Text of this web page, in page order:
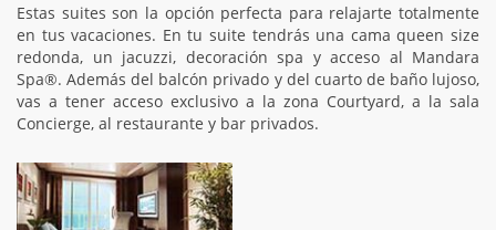
Estas suites son la opción perfecta para relajarte totalmente
en tus vacaciones. En tu suite tendrás una cama queen size
redonda, un jacuzzi, decoración spa y acceso al Mandara
Spa®. Además del balcón privado y del cuarto de baño lujoso,
vas a tener acceso exclusivo a la zona Courtyard, a la sala
Concierge, al restaurante y bar privados.